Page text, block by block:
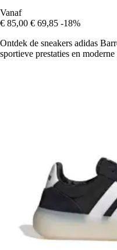
Vanaf
€ 85,00 € 69,85 -18%
Ontdek de sneakers adidas
sportieve prestaties en